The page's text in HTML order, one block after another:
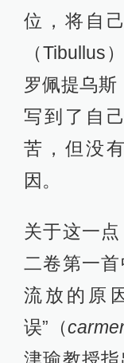
位，将自
（Tibullus
罗佩提乌斯
写到了自
苦，但没
因。
关于这一
二卷第一
流放的原
误”（